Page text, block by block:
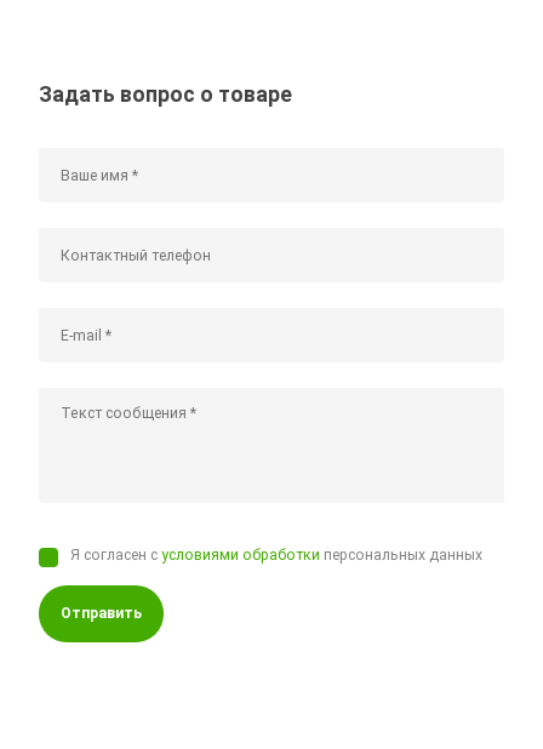
Задать вопрос о товаре
Я согласен сусловиями обработки персональных данных
Отправить